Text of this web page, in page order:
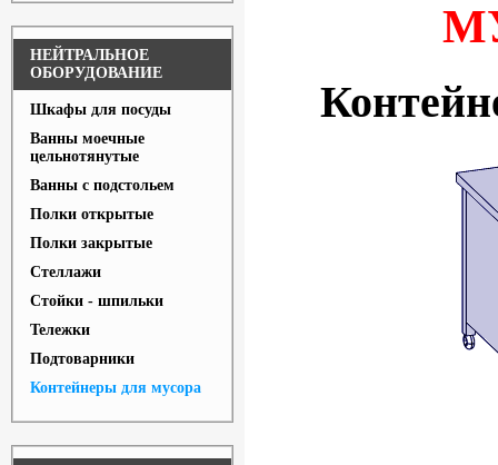
НЕЙТРАЛЬНОЕ
ОБОРУДОВАНИЕ
Шкафы для посуды
Ванны моечные
цельнотянутые
Ванны с подстольем
Полки открытые
Полки закрытые
Стеллажи
Стойки - шпильки
Тележки
Подтоварники
Контейнеры для мусора